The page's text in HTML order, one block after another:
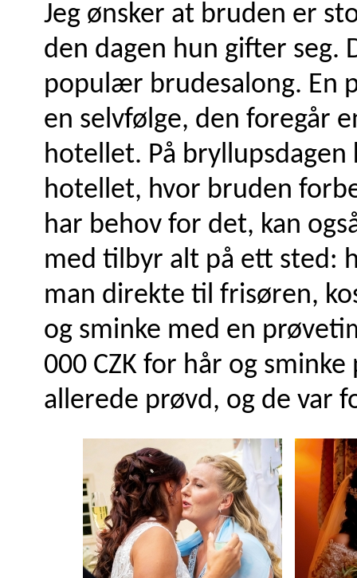
Jeg ønsker at bruden er
den dagen hun gifter seg.
populær brudesalong. En
en selvfølge, den foregår
hotellet. På
hotellet, hvor bruden
har behov for det, kan
med tilbyr alt på ett sted:
man direkte til frisøren,
og sminke med en
000 CZK for hår og
allerede prøvd, og de var